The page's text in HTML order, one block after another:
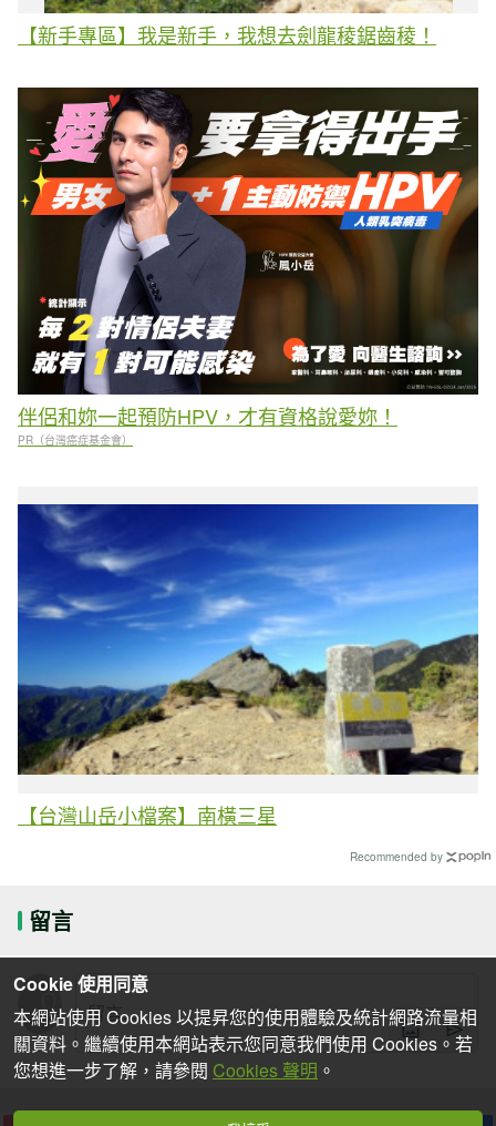
【新手專區】我是新手，我想去劍龍稜鋸齒稜！
伴侶和妳一起預防HPV，才有資格說愛妳！
PR（台灣癌症基金會）
【台灣山岳小檔案】南橫三星
Recommended by
留言
Cookie 使用同意
本網站使用 Cookies 以提昇您的使用體驗及統計網路流量相
關資料。繼續使用本網站表示您同意我們使用 Cookies。若
您想進一步了解，請參閱 Cookies 聲明 。